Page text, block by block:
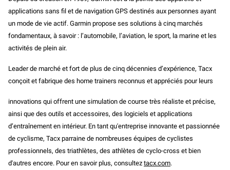
applications sans fil et de navigation GPS destinés aux personnes ayant
un mode de vie actif. Garmin propose ses solutions à cinq marchés
fondamentaux, à savoir : l’automobile, l’aviation, le sport, la marine et les
activités de plein air.
Leader de marché et fort de plus de cinq décennies d’expérience, Tacx
conçoit et fabrique des home trainers reconnus et appréciés pour leurs
innovations qui offrent une simulation de course très réaliste et précise,
ainsi que des outils et accessoires, des logiciels et applications
d’entraînement en intérieur. En tant qu'entreprise innovante et passionnée
de cyclisme, Tacx parraine de nombreuses équipes de cyclistes
professionnels, des triathlètes, des athlètes de cyclo-cross et bien
d'autres encore. Pour en savoir plus, consultez tacx.com.